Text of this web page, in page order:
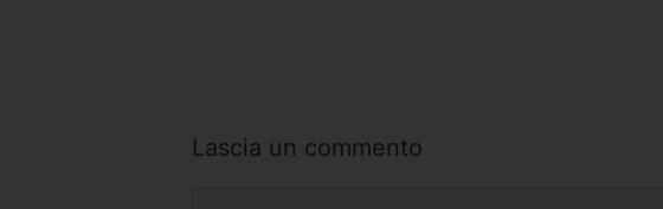
Lascia un commento